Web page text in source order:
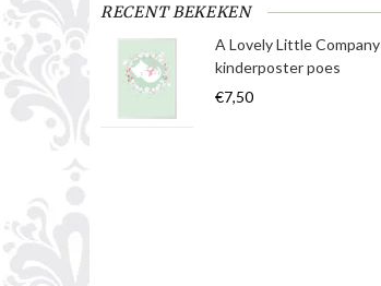
RECENT BEKEKEN
A Lovely Little Company
kinderposter poes
€7,50